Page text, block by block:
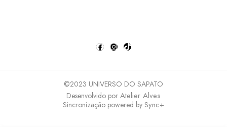
©2023 UNIVERSO DO SAPATO
Desenvolvido por Atelier Alves
Sincronização powered by Sync+